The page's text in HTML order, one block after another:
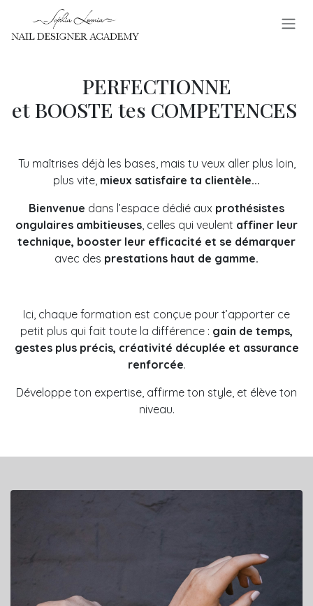
Se rendre au contenu
PERFECTIONNE
et BOOSTE tes COMPETENCES
Tu maîtrises déjà les bases, mais tu veux aller plus loin,
plus vite, mieux satisfaire ta clientèle...
Bienvenue dans l’espace dédié aux prothésistes
ongulaires ambitieuses, celles qui veulent affiner leur
technique, booster leur efficacité et se démarquer
avec des prestations haut de gamme.
Ici, chaque formation est conçue pour t’apporter ce
petit plus qui fait toute la différence : gain de temps,
gestes plus précis, créativité décuplée et assurance
renforcée.
Développe ton expertise, affirme ton style, et élève ton
niveau.